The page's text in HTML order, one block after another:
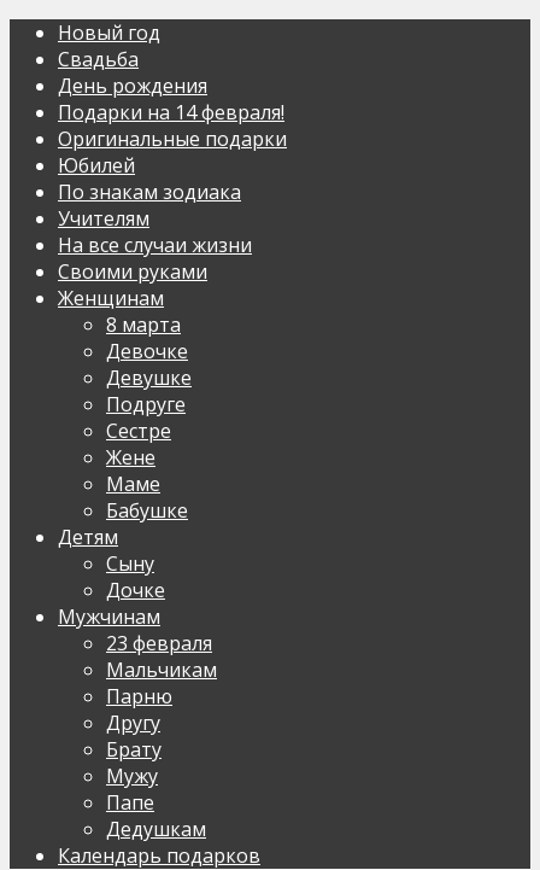
Новый год
Свадьба
День рождения
Подарки на 14 февраля!
Оригинальные подарки
Юбилей
По знакам зодиака
Учителям
На все случаи жизни
Своими руками
Женщинам
8 марта
Девочке
Девушке
Подруге
Сестре
Жене
Маме
Бабушке
Детям
Сыну
Дочке
Мужчинам
23 февраля
Мальчикам
Парню
Другу
Брату
Мужу
Папе
Дедушкам
Календарь подарков